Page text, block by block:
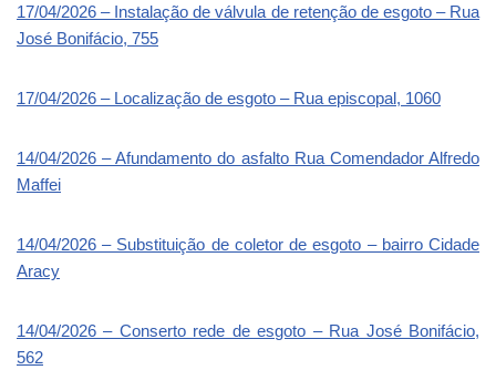
17/04/2026 – Instalação de válvula de retenção de esgoto – Rua
José Bonifácio, 755
17/04/2026 – Localização de esgoto – Rua episcopal, 1060
14/04/2026 – Afundamento do asfalto Rua Comendador Alfredo
Maffei
14/04/2026 – Substituição de coletor de esgoto – bairro Cidade
Aracy
14/04/2026 – Conserto rede de esgoto – Rua José Bonifácio,
562